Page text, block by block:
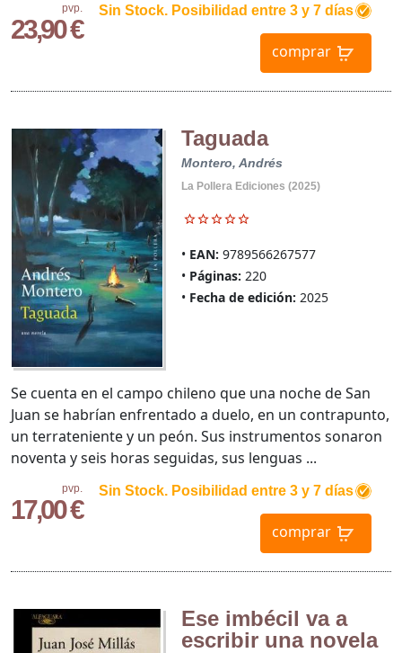
pvp.
23,90 €
Sin Stock. Posibilidad entre 3 y 7 días
comprar
Taguada
Montero, Andrés
La Pollera Ediciones (2025)
EAN: 9789566267577
Páginas: 220
Fecha de edición: 2025
pvp.
17,00 €
Sin Stock. Posibilidad entre 3 y 7 días
comprar
Se cuenta en el campo chileno que una noche de San
Juan se habrían enfrentado a duelo, en un contrapunto,
un terrateniente y un peón. Sus instrumentos sonaron
noventa y seis horas seguidas, sus lenguas ...
Ese imbécil va a
escribir una novela